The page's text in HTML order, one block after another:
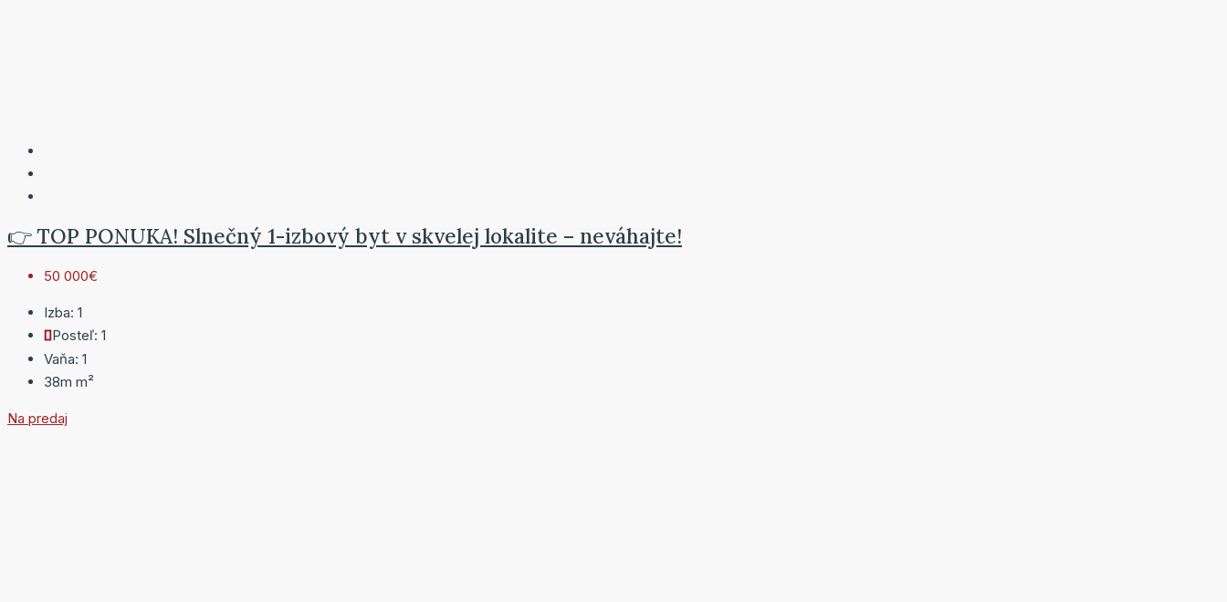
👉 TOP PONUKA! Slnečný 1-izbový byt v skvelej lokalite – neváhajte!
50 000€
Izba: 1
Posteľ: 1
Vaňa: 1
38m m²
Na predaj